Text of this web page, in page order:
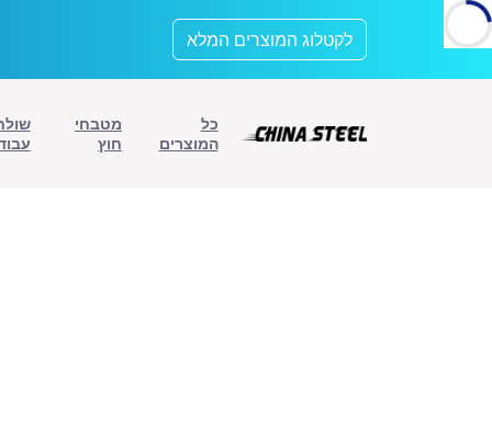
לתוכן
לקטלוג המוצרים המלא
כל
המוצרים
מטבחי
חוץ